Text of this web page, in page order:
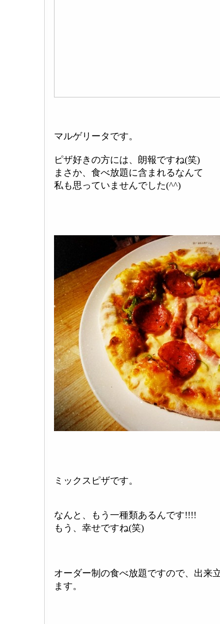
マルゲリータです。
ピザ好きの方には、朗報ですね(笑)
まさか、食べ放題に含まれるなんて
私も思っていませんでした(^^)
ミックスピザです。
なんと、もう一種類あるんです!!!!
もう、幸せですね(笑)
オーダー制の食べ放題ですので、出来
ます。